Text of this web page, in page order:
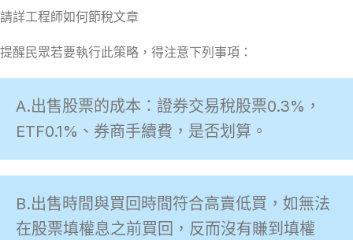
請詳工程師如何節稅文章
提醒民眾若要執行此策略，得注意下列事項：
A.出售股票的成本：證券交易稅股票0.3%，
ETF0.1%、券商手續費，是否划算。
B.出售時間與買回時間符合高賣低買，如無法
在股票填權息之前買回，反而沒有賺到填權